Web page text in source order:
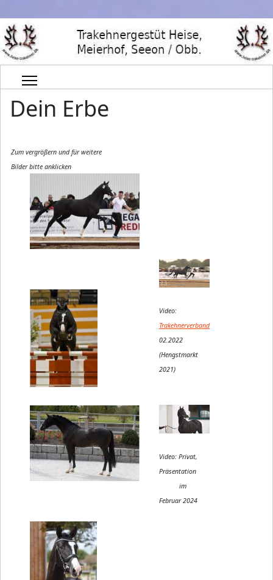
Dein Erbe
Zum vergrößern und für weitere
Bilder bitte anklicken
Video:
Trakehnerverband
02.2022
(Hengstmarkt
2021)
Video: Privat,
Präsentation
im
Februar 2024